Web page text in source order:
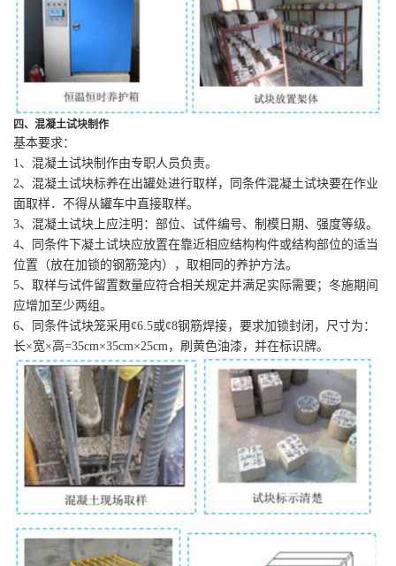
四、混凝土试块制作
基本要求：
1、混凝土试块制作由专职人员负责。
2、混凝土试块标养在出罐处进行取样，同条件混凝土试块要在作业
面取样．不得从罐车中直接取样。
3、混凝土试块上应注明：部位、试件编号、制模日期、强度等级。
4、同条件下凝土试块应放置在靠近相应结构构件或结构部位的适当
位置（放在加锁的钢筋笼内），取相同的养护方法。
5、取样与试件留置数量应符合相关规定并满足实际需要；冬施期间
应增加至少两组。
6、同条件试块笼采用¢6.5或¢8钢筋焊接，要求加锁封闭，尺寸为：
长×宽×高=35cm×35cm×25cm，刷黄色油漆，并在标识牌。